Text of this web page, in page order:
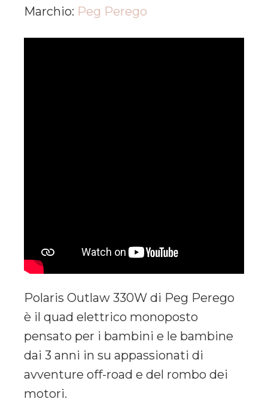
Marchio: Peg Perego
Polaris Outlaw 330W di Peg Perego
è il quad elettrico monoposto
pensato per i bambini e le bambine
dai 3 anni in su appassionati di
avventure off-road e del rombo dei
motori.